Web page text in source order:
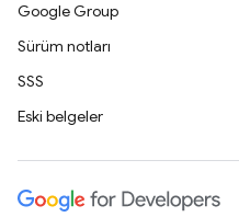
Google Group
Sürüm notları
SSS
Eski belgeler